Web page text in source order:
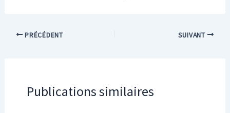
PRÉCÉDENT SUIVANT
Publications similaires